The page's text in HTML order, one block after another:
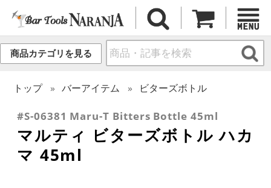
商品カテゴリを見る
トップ バーアイテム ビターズボトル
#S-06381 Maru-T Bitters Bottle 45ml
マルティ ビターズボトル ハカ
マ 45ml